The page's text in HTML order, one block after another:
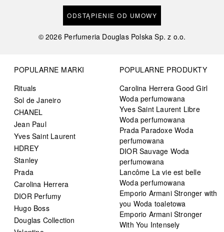
ODSTĄPIENIE OD UMOWY
©2026 Perfumeria Douglas Polska Sp. z o.o.
POPULARNE MARKI
Rituals
Sol de Janeiro
CHANEL
Jean Paul
Yves Saint Laurent
HDREY
Stanley
Prada
Carolina Herrera
DIOR Perfumy
Hugo Boss
Douglas Collection
POPULARNE PRODUKTY
Carolina Herrera Good Girl
Woda perfumowana
Yves Saint Laurent Libre
Woda perfumowana
Prada Paradoxe Woda
perfumowana
DIOR Sauvage Woda
perfumowana
Lancôme La vie est belle
Woda perfumowana
Emporio Armani Stronger with
you Woda toaletowa
Emporio Armani Stronger
With You Intensely